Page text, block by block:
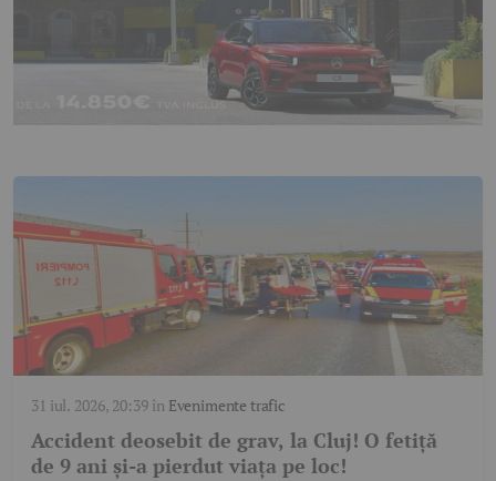
31 iul. 2026, 20:39în Evenimente trafic
Accident deosebit de grav, la Cluj! O fetiță
de 9 ani și-a pierdut viața pe loc!